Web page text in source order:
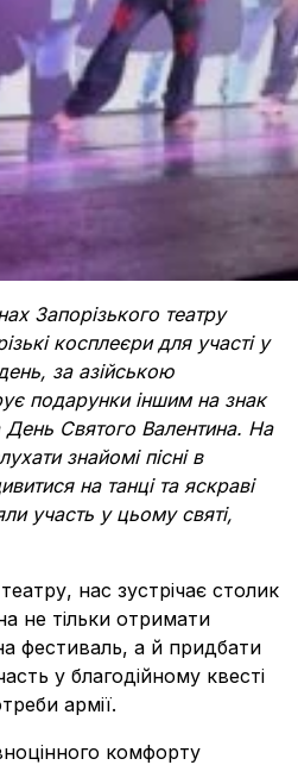
Запорізького театру
косплеєри для участі у
за азійською
подарунки іншим на знак
День Святого Валентина. На
знайомі пісні в
на танці та яскраві
участь у цьому святі,
нас зустрічає столик
не тільки отримати
фестиваль, а й придбати
у благодійному квесті
армії.
комфорту